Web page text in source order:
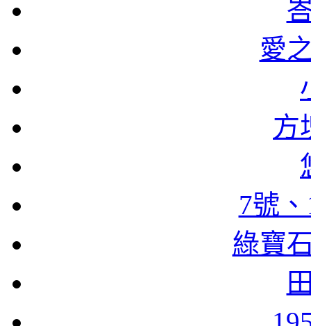
愛
方
7號
綠寶